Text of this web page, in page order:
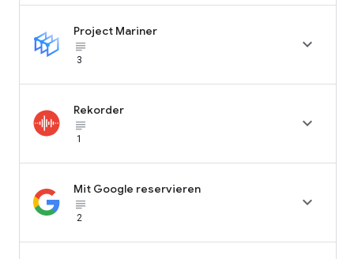
Project Mariner
subject_black
3

Rekorder
subject_black
1

Mit Google reservieren
subject_black
2
